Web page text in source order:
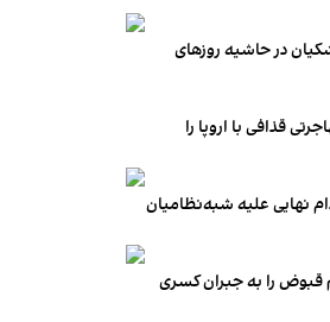
در حاشیه روزهای
قذافی با اروپا را
نهایی علیه شبه‌نظامیان
قبوض را به جبران کسری